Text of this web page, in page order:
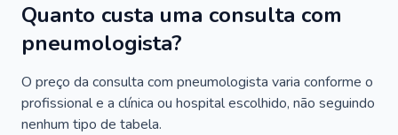
Quanto custa uma consulta com
pneumologista?
O preço da consulta com pneumologista varia conforme o
profissional e a clínica ou hospital escolhido, não seguindo
nenhum tipo de tabela.